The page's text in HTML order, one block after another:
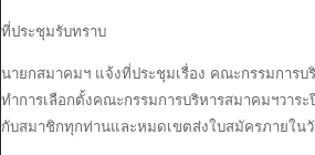
ที่ประชุมรับทราบ
นายกสมาคมฯ แจ้งที่ประชุมเรื่อง คณะกรรมการ
ทำการเลือกตั้งคณะกรรมการบริหารสมาคมฯวาร
กับสมาชิกทุกท่านและหมดเขตส่งใบสมัครภายใน